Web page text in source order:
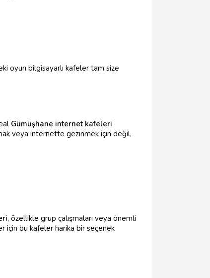
oyun bilgisayarlı kafeler tam size
Gümüşhane internet kafeleri
veya internette gezinmek için değil,
, özellikle grup çalışmaları veya önemli
için bu kafeler harika bir seçenek